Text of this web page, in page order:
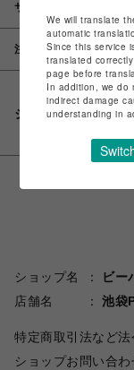
サイズ
注意事項
シェアする
ショップ名
ビー
店舗名
池袋
特定商取引法など
ショップお問い合わ
We will translate
automatic
Since this service
translated
page before
In addition, we do
indirect damage
understanding in